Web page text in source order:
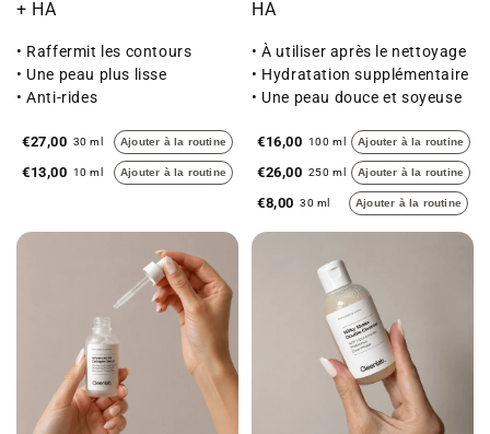
+ HA
• Raffermit les contours
• Une peau plus lisse
• Anti-rides
€27,00 30 ml Ajouter à la routine
€13,00 10 ml Ajouter à la routine
HA
• À utiliser après le nettoyage
• Hydratation supplémentaire
• Une peau douce et soyeuse
€16,00 100 ml Ajouter à la routine
€26,00 250 ml Ajouter à la routine
€8,00 30 ml Ajouter à la routine